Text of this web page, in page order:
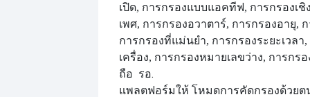
เปิด, การกรองแบบแอคทีฟ, การกรองเชิ
เพศ, การกรองอวาตาร์, การกรองอายุ,
การกรองที่แม่นยำ, การกรองระยะเวลา
เครื่อง, การกรองหมายเลขว่าง, การก
ถือ รอ.
แพลตฟอร์มให้ โหมดการคัดกรองด้วยต